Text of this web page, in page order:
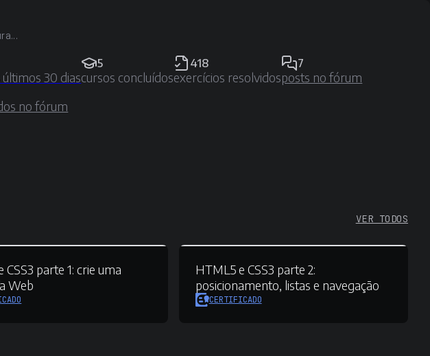
30 dias
5
cursos concluídos
418
exercícios resolvidos
7
posts no fórum
no fórum
VER TODOS
CSS3 parte 1: crie uma
Web
HTML5 e CSS3 parte 2:
posicionamento, listas e navegação
CERTIFICADO